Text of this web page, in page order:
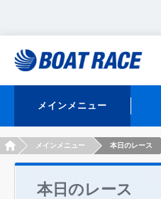
メインメニュー
HOMEメインメニュー 本日のレース
本日のレース